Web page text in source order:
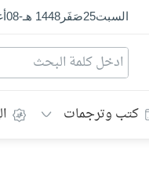
السبت25صَفَر1448 هـ -
08
كتب وترجمات